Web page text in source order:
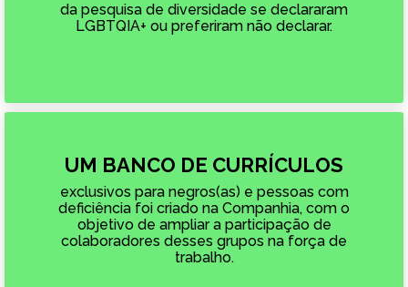
da pesquisa de diversidade se declararam
LGBTQIA+ ou preferiram não declarar.
UM BANCO DE CURRÍCULOS
exclusivos para negros(as) e pessoas com
deficiência foi criado na Companhia, com o
objetivo de ampliar a participação de
colaboradores desses grupos na força de
trabalho.